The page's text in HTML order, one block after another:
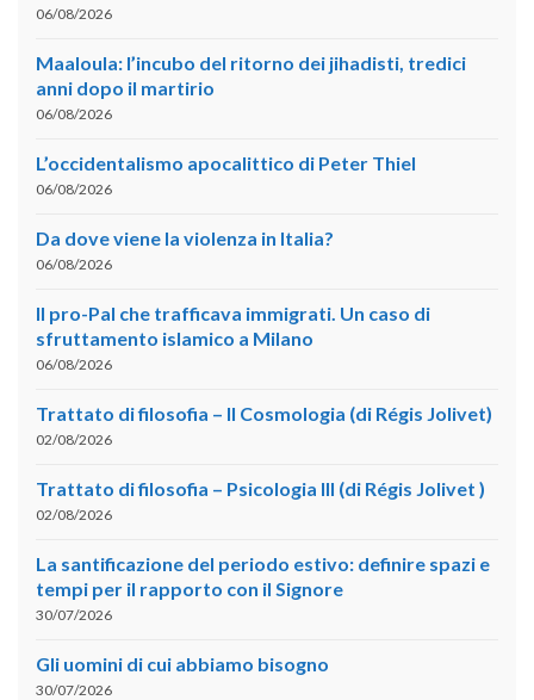
06/08/2026
Maaloula: l’incubo del ritorno dei jihadisti, tredici
anni dopo il martirio
06/08/2026
L’occidentalismo apocalittico di Peter Thiel
06/08/2026
Da dove viene la violenza in Italia?
06/08/2026
Il pro-Pal che trafficava immigrati. Un caso di
sfruttamento islamico a Milano
06/08/2026
Trattato di filosofia – II Cosmologia (di Régis Jolivet)
02/08/2026
Trattato di filosofia – Psicologia III (di Régis Jolivet )
02/08/2026
La santificazione del periodo estivo: definire spazi e
tempi per il rapporto con il Signore
30/07/2026
Gli uomini di cui abbiamo bisogno
30/07/2026